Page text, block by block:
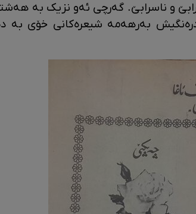
و ناسرابێ. گەرچی ئەو نزیک بە